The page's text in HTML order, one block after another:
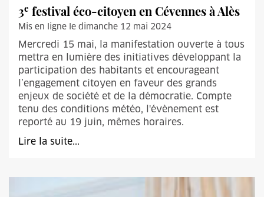
3e festival éco-citoyen en Cévennes à Alès
Mis en ligne le dimanche 12 mai 2024
Mercredi 15 mai, la manifestation ouverte à tous
mettra en lumière des initiatives développant la
participation des habitants et encourageant
l’engagement citoyen en faveur des grands
enjeux de société et de la démocratie. Compte
tenu des conditions météo, l'évènement est
reporté au 19 juin, mêmes horaires.
Lire la suite...